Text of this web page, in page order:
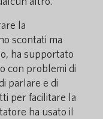
la
scontati ma
ha supportato
con problemi di
parlare e di
per facilitare la
ha usato il